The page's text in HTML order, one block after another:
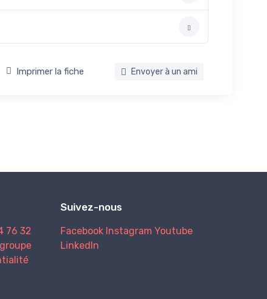
Imprimer la fiche Envoyer à un ami
76 32
Suivez-nous
Facebook Instagram Youtube
LinkedIn